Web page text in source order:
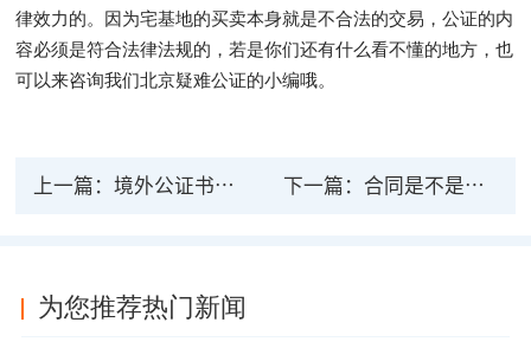
律效力的。因为宅基地的买卖本身就是不合法的交易，公证的内
容必须是符合法律法规的，若是你们还有什么看不懂的地方，也
可以来咨询我们北京疑难公证的小编哦。
上一篇：境外公证书法律效力依据有哪些？ 下一篇： 合同是不是公证后就可以生效法律?
为您推荐热门新闻